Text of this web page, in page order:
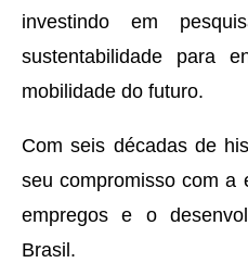
investindo em
sustentabilidade para
mobilidade do futuro.
Com seis décadas de
seu compromisso com a
empregos e o
Brasil.